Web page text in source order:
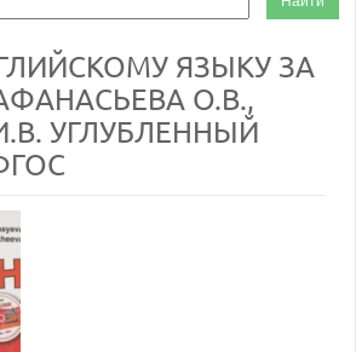
ЯЗЫКУ ЗА
О.В.,
УГЛУБЛЕННЫЙ